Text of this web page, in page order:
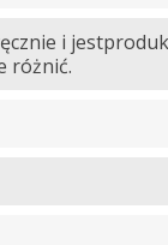
i
różnić.